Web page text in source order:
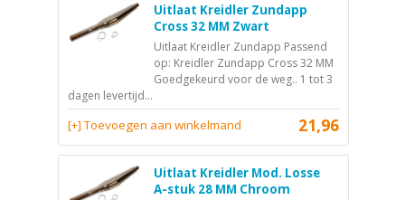
Uitlaat Kreidler Zundapp
Cross 32 MM Zwart
Uitlaat Kreidler Zundapp Passend
op: Kreidler Zundapp Cross 32 MM
Goedgekeurd voor de weg.. 1 tot 3
dagen levertijd...
21,96
[+] Toevoegen aan winkelmand
Uitlaat Kreidler Mod. Losse
A-stuk 28 MM Chroom